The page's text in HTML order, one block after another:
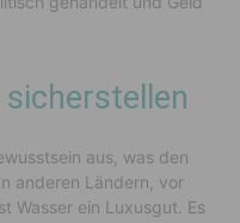
aus, was den
anderen Ländern, vor
Wasser ein Luxusgut. Es